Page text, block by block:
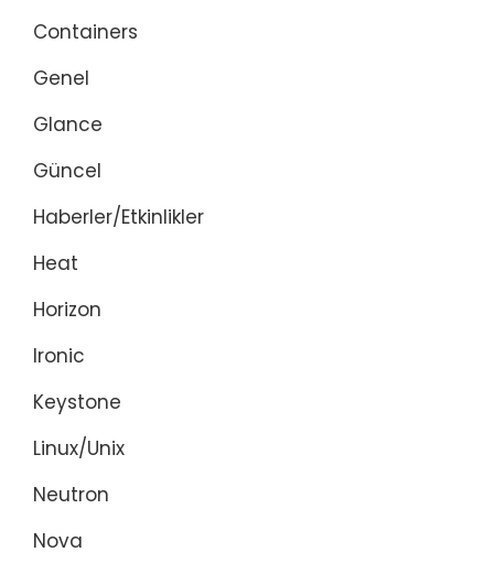
Containers
Genel
Glance
Güncel
Haberler/Etkinlikler
Heat
Horizon
Ironic
Keystone
Linux/Unix
Neutron
Nova